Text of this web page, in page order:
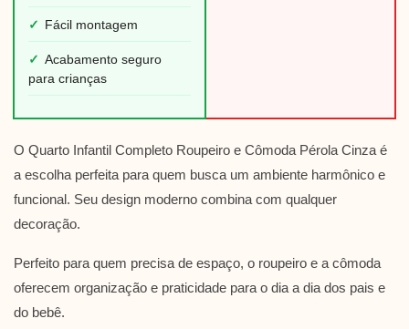
✓ Fácil montagem
✓ Acabamento seguro
para crianças
O Quarto Infantil Completo Roupeiro e Cômoda Pérola Cinza é
a escolha perfeita para quem busca um ambiente harmônico e
funcional. Seu design moderno combina com qualquer
decoração.
Perfeito para quem precisa de espaço, o roupeiro e a cômoda
oferecem organização e praticidade para o dia a dia dos pais e
do bebê.